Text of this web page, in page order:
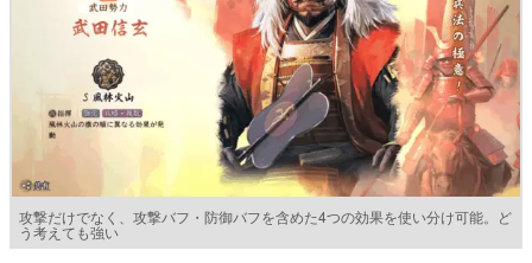
攻撃だけでなく、攻撃バフ・防御バフを含めた4つの効果を使い分け可能。ど
う考えても強い